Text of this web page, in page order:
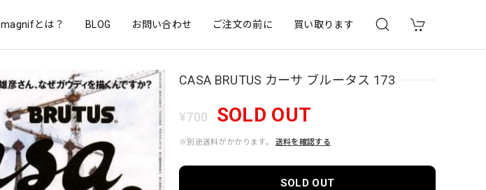
magnifとは？ BLOG お問い合わせ ご注文の前に 買い取ります
CASA BRUTUS カーサ ブルータス 173
¥700 SOLD OUT
※別途送料がかかります。 送料を確認する
SOLD OUT